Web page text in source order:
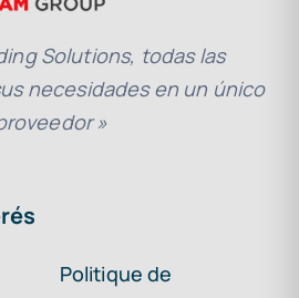
Solutions, todas las
necesidades en un único
»
Politique de